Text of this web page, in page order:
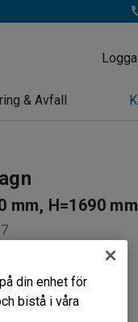
& Avfall
mm, H=1690
sidor
handtag
din enhet för
bistå i våra